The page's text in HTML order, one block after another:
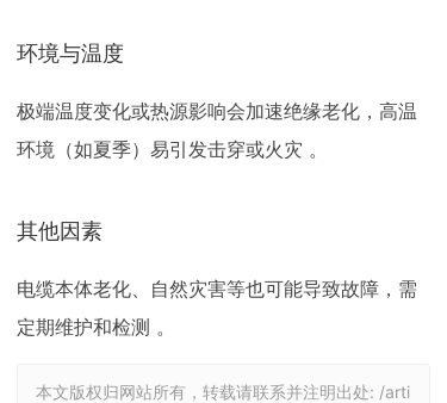
环境与温度
极端温度变化或热源影响会加速绝缘老化，高温
环境（如夏季）易引发击穿或火灾 。
其他因素
电缆本体老化、自然灾害等也可能导致故障，需
定期维护和检测 。 ‌
本文版权归网站所有，转载请联系并注明出处: /arti